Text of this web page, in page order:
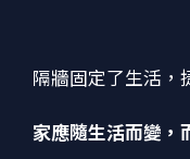
隔牆固定了生活，
家應隨生活而變，